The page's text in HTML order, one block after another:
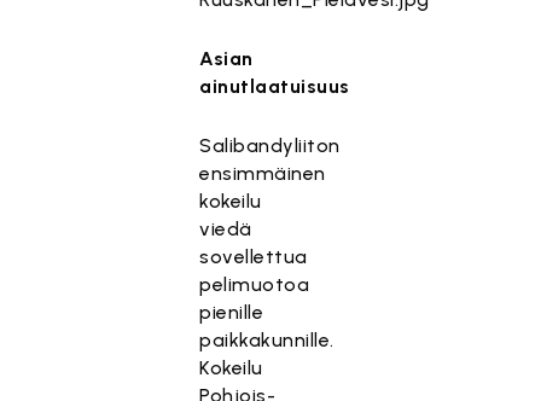
Asian
ainutlaatuisuus
Salibandyliiton
ensimmäinen
kokeilu
viedä
sovellettua
pelimuotoa
pienille
paikkakunnille.
Kokeilu
Pohjois-